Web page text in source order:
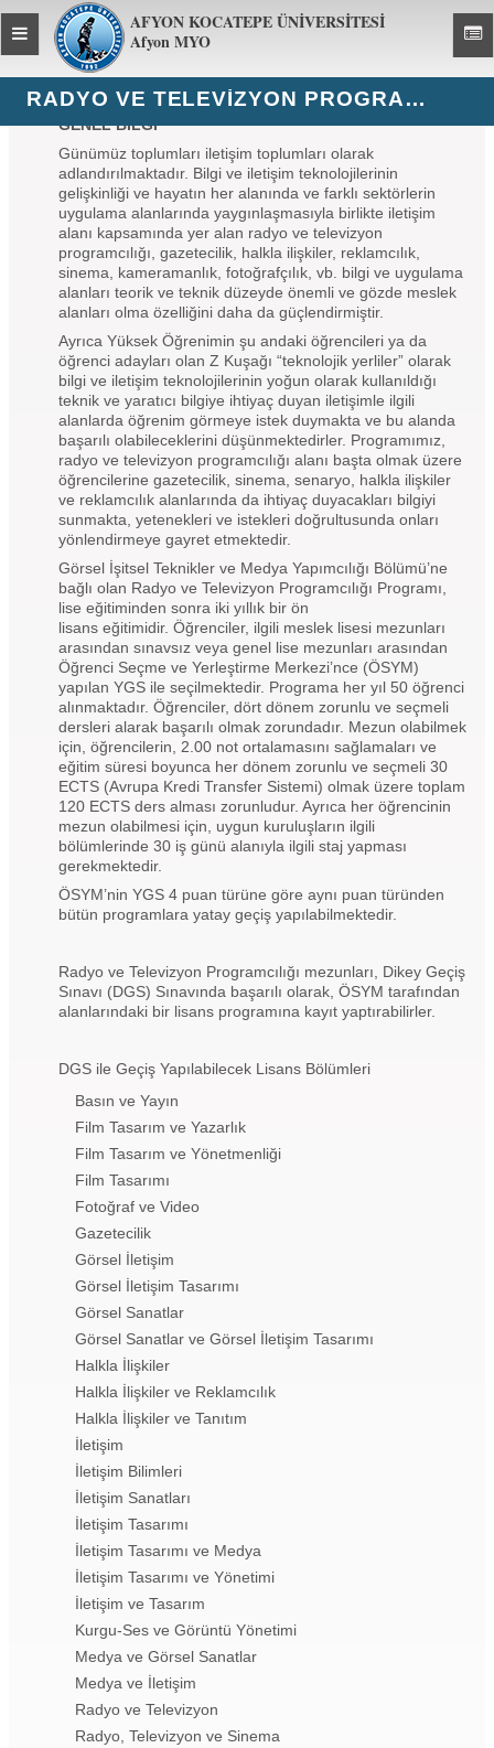
AFYON KOCATEPE ÜNİVERSİTESİ
Afyon MYO
Toggle
global
navigation
RADYO VE TELEVIZYON PROGRAMCILIĞI
GENEL BİLGİ
Günümüz toplumları iletişim toplumları olarak
adlandırılmaktadır. Bilgi ve iletişim teknolojilerinin
gelişkinliği ve hayatın her alanında ve farklı sektörlerin
uygulama alanlarında yaygınlaşmasıyla birlikte iletişim
alanı kapsamında yer alan radyo ve televizyon
programcılığı, gazetecilik, halkla ilişkiler, reklamcılık,
sinema, kameramanlık, fotoğrafçılık, vb. bilgi ve uygulama
alanları teorik ve teknik düzeyde önemli ve gözde meslek
alanları olma özelliğini daha da güçlendirmiştir.
Ayrıca Yüksek Öğrenimin şu andaki öğrencileri ya da
öğrenci adayları olan Z Kuşağı “teknolojik yerliler” olarak
bilgi ve iletişim teknolojilerinin yoğun olarak kullanıldığı
teknik ve yaratıcı bilgiye ihtiyaç duyan iletişimle ilgili
alanlarda öğrenim görmeye istek duymakta ve bu alanda
başarılı olabileceklerini düşünmektedirler. Programımız,
radyo ve televizyon programcılığı alanı başta olmak üzere
öğrencilerine gazetecilik, sinema, senaryo, halkla ilişkiler
ve reklamcılık alanlarında da ihtiyaç duyacakları bilgiyi
sunmakta, yetenekleri ve istekleri doğrultusunda onları
yönlendirmeye gayret etmektedir.
Görsel İşitsel Teknikler ve Medya Yapımcılığı Bölümü’ne
bağlı olan Radyo ve Televizyon Programcılığı Programı,
lise eğitiminden sonra iki yıllık bir ön
lisans eğitimidir. Öğrenciler, ilgili meslek lisesi mezunları
arasından sınavsız veya genel lise mezunları arasından
Öğrenci Seçme ve Yerleştirme Merkezi’nce (ÖSYM)
yapılan YGS ile seçilmektedir. Programa her yıl 50 öğrenci
alınmaktadır. Öğrenciler, dört dönem zorunlu ve seçmeli
dersleri alarak başarılı olmak zorundadır. Mezun olabilmek
için, öğrencilerin, 2.00 not ortalamasını sağlamaları ve
eğitim süresi boyunca her dönem zorunlu ve seçmeli 30
ECTS (Avrupa Kredi Transfer Sistemi) olmak üzere toplam
120 ECTS ders alması zorunludur. Ayrıca her öğrencinin
mezun olabilmesi için, uygun kuruluşların ilgili
bölümlerinde 30 iş günü alanıyla ilgili staj yapması
gerekmektedir.
ÖSYM’nin YGS 4 puan türüne göre aynı puan türünden
bütün programlara yatay geçiş yapılabilmektedir.
Radyo ve Televizyon Programcılığı mezunları, Dikey Geçiş
Sınavı (DGS) Sınavında başarılı olarak, ÖSYM tarafından
alanlarındaki bir lisans programına kayıt yaptırabilirler.
DGS ile Geçiş Yapılabilecek Lisans Bölümleri
Basın ve Yayın
Film Tasarım ve Yazarlık
Film Tasarım ve Yönetmenliği
Film Tasarımı
Fotoğraf ve Video
Gazetecilik
Görsel İletişim
Görsel İletişim Tasarımı
Görsel Sanatlar
Görsel Sanatlar ve Görsel İletişim Tasarımı
Halkla İlişkiler
Halkla İlişkiler ve Reklamcılık
Halkla İlişkiler ve Tanıtım
İletişim
İletişim Bilimleri
İletişim Sanatları
İletişim Tasarımı
İletişim Tasarımı ve Medya
İletişim Tasarımı ve Yönetimi
İletişim ve Tasarım
Kurgu-Ses ve Görüntü Yönetimi
Medya ve Görsel Sanatlar
Medya ve İletişim
Radyo ve Televizyon
Radyo, Televizyon ve Sinema